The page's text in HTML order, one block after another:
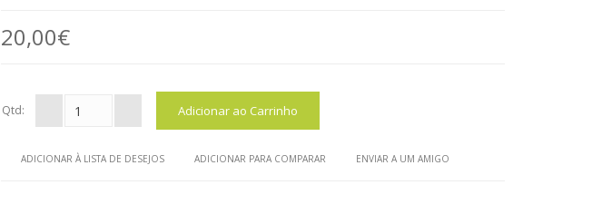
20,00€
Qtd:
ADICIONAR À LISTA DE DESEJOS ADICIONAR PARA COMPARAR ENVIAR A UM AMIGO